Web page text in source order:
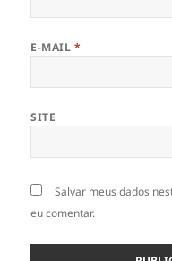
E-MAIL *
SITE
Salvar meus dados
eu comentar.